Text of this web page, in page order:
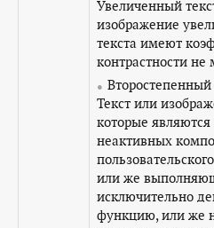
Увеличенный
изображение
текста имеют
контрастности не
Второстепенный
Текст или
которые
неактивных
или же
исключительно
функцию, или же